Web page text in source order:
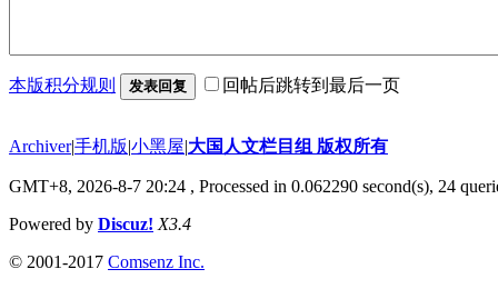
本版积分规则 发表回复 回帖后跳转到最后一页
Archiver|手机版|小黑屋|大国人文栏目组 版权所有
GMT+8, 2026-8-7 20:24 , Processed in 0.062290 second(s), 24
Powered by Discuz! X3.4
© 2001-2017 Comsenz Inc.